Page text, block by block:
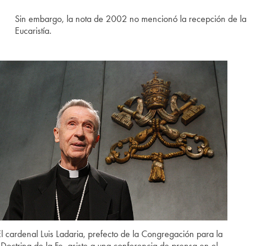
Sin embargo, la nota de 2002 no mencionó la recepción de la
Eucaristía.
cardenal Luis Ladaria, prefecto de la Congregación para la